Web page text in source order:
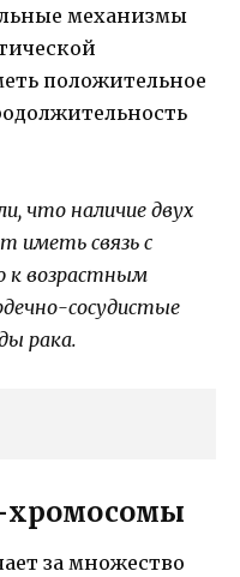
механизмы
положительное
что наличие двух
иметь связь с
к возрастным
сосудистые
рака.
хромосомы
за множество